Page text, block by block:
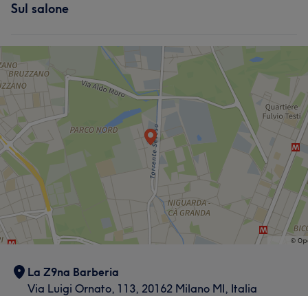
Sul salone
La Z9na Barberia
Via Luigi Ornato, 113, 20162 Milano MI, Italia